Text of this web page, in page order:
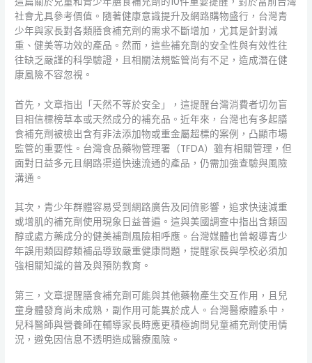
社會尤具參考價值。隨著健康意識提升及網路購物盛行，台灣青
少年與家長對各類膳食補充劑的需求不斷增加，尤其是針對減
重、健美等功效的產品。然而，這些補充劑的安全性與有效性往
往缺乏嚴謹的科學驗證，且相關法規監管尚有不足，造成潛在健
康風險不容忽視。
首先，文章指出「天然不等於安全」，這提醒台灣消費者切勿盲
目相信標榜草本或天然成分的補充品。近年來，台灣也有多起膳
食補充劑被檢出含有非法添加物或重金屬超標的案例，凸顯市場
監管的重要性。台灣食品藥物管理署（TFDA）雖有相關管理，但
面對日益多元且網路渠道快速流通的產品，仍需加強查驗與風險
溝通。
其次，青少年群體容易受到網路廣告及同儕影響，追求快速減重
或增肌的補充劑使用現象日益普遍。這與美國調查中指出含類固
醇或處方藥成分的健美補劑風險相呼應。台灣媒體也曾報導青少
年誤用類固醇類補品導致嚴重健康問題，提醒家長與學校必須加
強相關知識的普及與預防教育。
第三，文章提醒膳食補充劑可能與其他藥物產生交互作用，且兒
童身體發育尚未成熟，副作用可能異於成人。台灣醫療體系中，
兒科醫師與營養師在輔導家長時應更積極詢問兒童補充劑使用情
況，避免因信息不透明造成醫療風險。